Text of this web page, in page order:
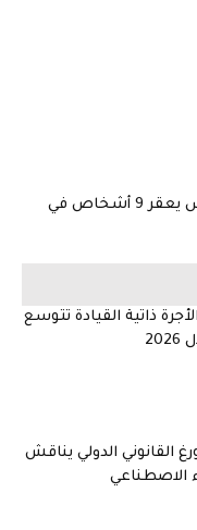
للمرة الثانية خلال ساعات.. حيوان مفترس يعقر 9 أشخاص في
ذاتية القيادة تتوسع
القانوني الدولي يناقش
الاصطناعي